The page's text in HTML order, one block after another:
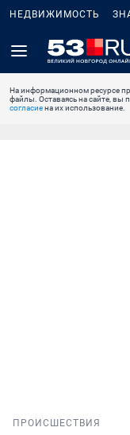
НЕДВИЖИМОСТЬ
На информационном ресурсе
файлы. Оставаясь на сайте, вы
согласиена их использование.
ПРОИСШЕСТВИЯ